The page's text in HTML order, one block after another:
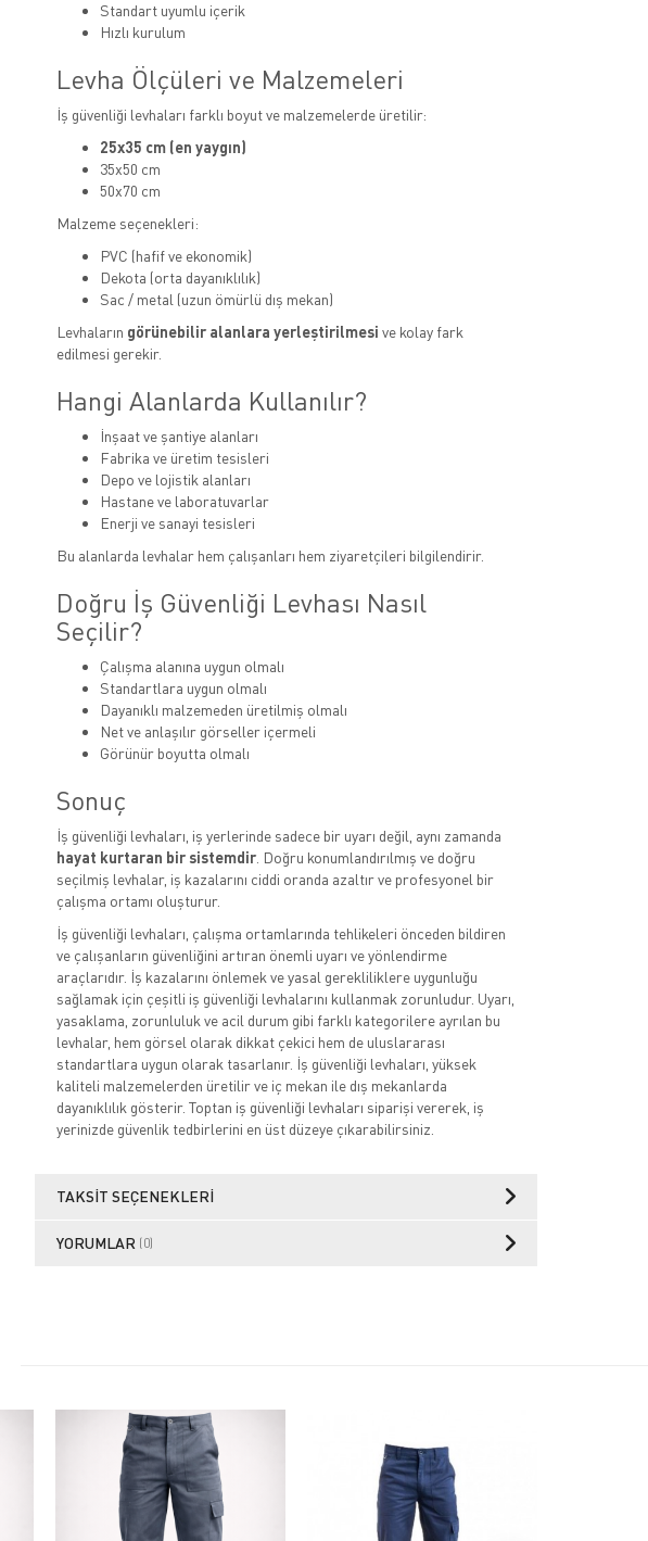
Standart uyumlu içerik
Hızlı kurulum
Levha Ölçüleri ve Malzemeleri
İş güvenliği levhaları farklı boyut ve malzemelerde üretilir:
25x35 cm (en yaygın)
35x50 cm
50x70 cm
Malzeme seçenekleri:
PVC (hafif ve ekonomik)
Dekota (orta dayanıklılık)
Sac / metal (uzun ömürlü dış mekan)
Levhaların görünebilir alanlara yerleştirilmesi ve kolay fark
edilmesi gerekir.
Hangi Alanlarda Kullanılır?
İnşaat ve şantiye alanları
Fabrika ve üretim tesisleri
Depo ve lojistik alanları
Hastane ve laboratuvarlar
Enerji ve sanayi tesisleri
Bu alanlarda levhalar hem çalışanları hem ziyaretçileri bilgilendirir.
Doğru İş Güvenliği Levhası Nasıl
Seçilir?
Çalışma alanına uygun olmalı
Standartlara uygun olmalı
Dayanıklı malzemeden üretilmiş olmalı
Net ve anlaşılır görseller içermeli
Görünür boyutta olmalı
Sonuç
İş güvenliği levhaları, iş yerlerinde sadece bir uyarı değil, aynı zamanda
hayat kurtaran bir sistemdir. Doğru konumlandırılmış ve doğru
seçilmiş levhalar, iş kazalarını ciddi oranda azaltır ve profesyonel bir
çalışma ortamı oluşturur.
İş güvenliği levhaları, çalışma ortamlarında tehlikeleri önceden bildiren
ve çalışanların güvenliğini artıran önemli uyarı ve yönlendirme
araçlarıdır. İş kazalarını önlemek ve yasal gerekliliklere uygunluğu
sağlamak için çeşitli iş güvenliği levhalarını kullanmak zorunludur. Uyarı,
yasaklama, zorunluluk ve acil durum gibi farklı kategorilere ayrılan bu
levhalar, hem görsel olarak dikkat çekici hem de uluslararası
standartlara uygun olarak tasarlanır. İş güvenliği levhaları, yüksek
kaliteli malzemelerden üretilir ve iç mekan ile dış mekanlarda
dayanıklılık gösterir. Toptan iş güvenliği levhaları siparişi vererek, iş
yerinizde güvenlik tedbirlerini en üst düzeye çıkarabilirsiniz.
TAKSIT SEÇENEKLERI
YORUMLAR (0)